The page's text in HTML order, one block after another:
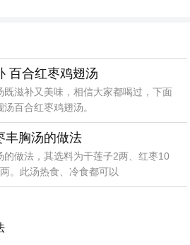
百合红枣鸡翅汤
既滋补又美味，相信大家都喝过，下面
百合红枣鸡翅汤。
丰胸汤的做法
的做法，其选料为干莲子2两、红枣10
。此汤热食、冷食都可以